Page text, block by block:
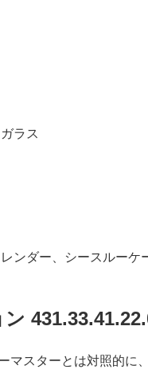
ラス
ンダー、シースルーケ
マスターとは対照的に